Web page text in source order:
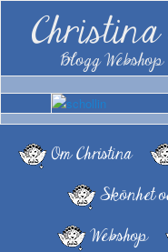
Blogg Webshop
Om Christina
Skönhet
Webshop